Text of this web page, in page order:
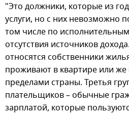
"Это должники, которые из
услуги, но с них невозможно
том числе по
отсутствия источников
относятся собственники
проживают в квартире или же
пределами страны. Третья
плательщиков – обычные
зарплатой, которые